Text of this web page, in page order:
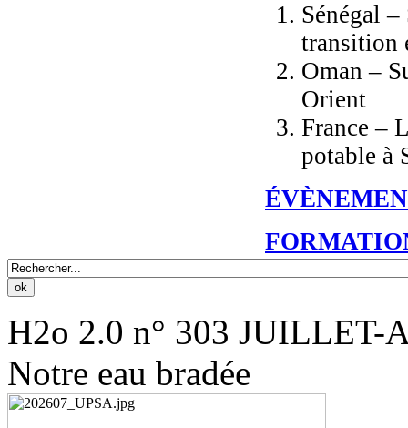
Sénégal
transition
Oman –
Orient
France –
potable à
H2o 2.0 n° 303 JUILLET-
Notre eau bradée